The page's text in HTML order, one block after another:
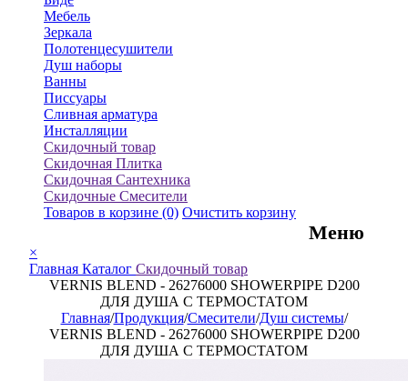
Мебель
Зеркала
Полотенцесушители
Душ наборы
Ванны
Писсуары
Сливная арматура
Инсталляции
Скидочный товар
Скидочная Плитка
Скидочная Сантехника
Скидочные Смесители
Товаров в корзине (0) Очистить корзину
Меню
×
Главная Каталог Скидочный товар
VERNIS BLEND - 26276000 SHOWERPIPE D200
ДЛЯ ДУША С ТЕРМОСТАТОМ
Главная/Продукция/Смесители/Душ системы/
VERNIS BLEND - 26276000 SHOWERPIPE D200
ДЛЯ ДУША С ТЕРМОСТАТОМ